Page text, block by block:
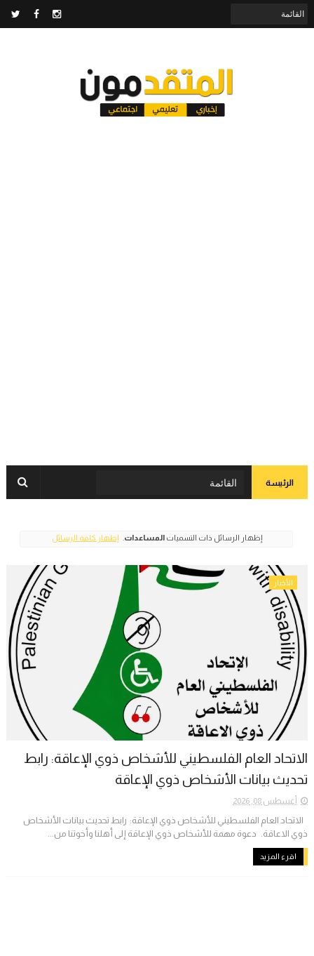
الرئيسة
‏إظهار الرسائل ذات التسميات المساعدات إظهار كافة الرسائل
الأخبار
الاتحاد العام الفلسطيني للأشخاص ذوي الإعاقة: رابط
تحديث بيانات الأشخاص ذوي الإعاقة
أغسطس 08, 2026
الاتحاد العام الفلسطيني للأشخاص ذوي الإعاقة: رابط تحديث بيانات الأشخاص
ذوي الاعاقة. دعوة مهمة للأشخاص ذوي الإعاقة إلى أهلنا وأخوتنا من...
اقرء المزيد